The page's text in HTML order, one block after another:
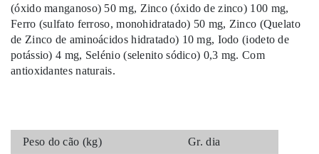
(óxido manganoso) 50 mg, Zinco (óxido de zinco) 100 mg,
Ferro (sulfato ferroso, monohidratado) 50 mg, Zinco (Quelato
de Zinco de aminoácidos hidratado) 10 mg, Iodo (iodeto de
potássio) 4 mg, Selénio (selenito sódico) 0,3 mg. Com
antioxidantes naturais.
Peso do cão (kg)
Gr. dia